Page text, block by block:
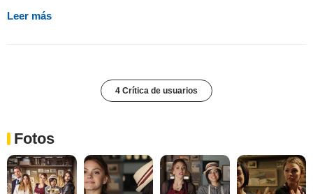
Leer más
4 Crítica de usuarios
Fotos